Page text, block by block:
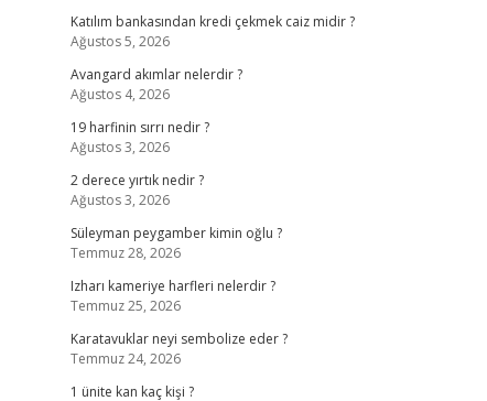
Katılım bankasından kredi çekmek caiz midir ?
Ağustos 5, 2026
Avangard akımlar nelerdir ?
Ağustos 4, 2026
19 harfinin sırrı nedir ?
Ağustos 3, 2026
2 derece yırtık nedir ?
Ağustos 3, 2026
Süleyman peygamber kimin oğlu ?
Temmuz 28, 2026
Izharı kameriye harfleri nelerdir ?
Temmuz 25, 2026
Karatavuklar neyi sembolize eder ?
Temmuz 24, 2026
1 ünite kan kaç kişi ?